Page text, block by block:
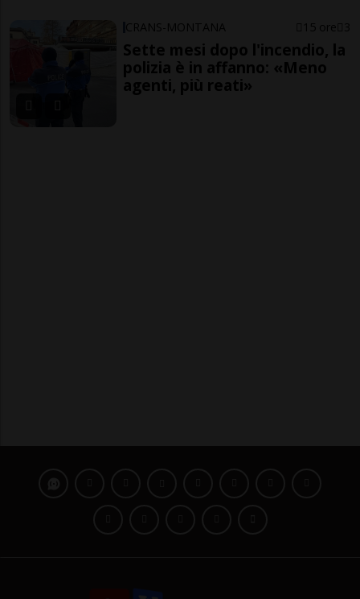
CRANS-MONTANA 15 ore 3
Sette mesi dopo l'incendio, la
polizia è in affanno: «Meno
agenti, più reati»